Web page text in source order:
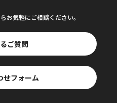
お気軽にご相談ください。
ご質問
せフォーム